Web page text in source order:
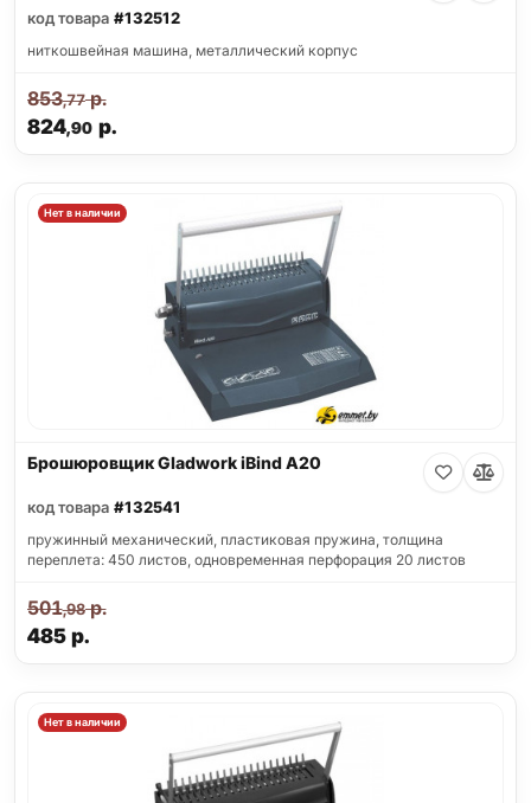
код товара #132512
ниткошвейная машина, металлический корпус
824,90р.
853,77р.
Нет в наличии
Брошюровщик Gladwork iBind A20
код товара #132541
пружинный механический, пластиковая пружина, толщина
переплета: 450 листов, одновременная перфорация 20 листов
485р.
501,98р.
Нет в наличии